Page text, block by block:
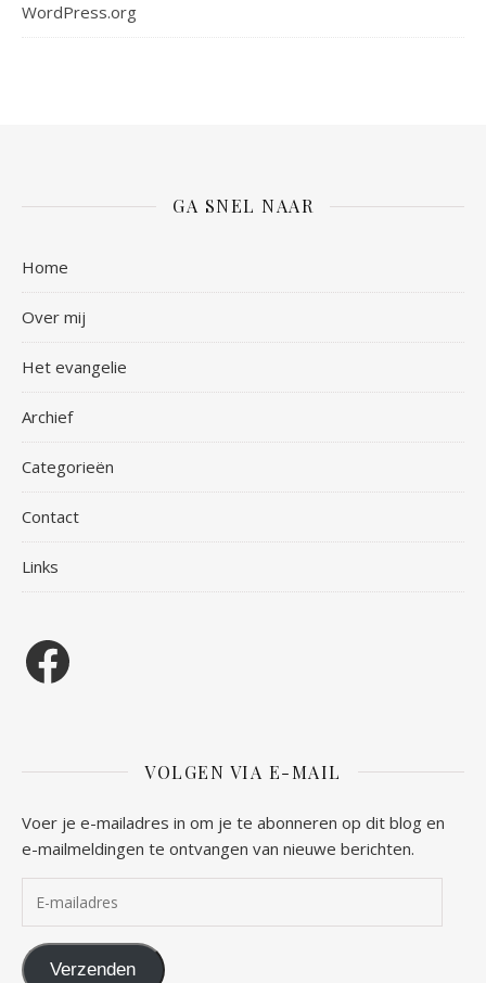
WordPress.org
GA SNEL NAAR
Home
Over mij
Het evangelie
Archief
Categorieën
Contact
Links
Facebook
VOLGEN VIA E-MAIL
Voer je e-mailadres in om je te abonneren op dit blog en
e-mailmeldingen te ontvangen van nieuwe berichten.
Verzenden